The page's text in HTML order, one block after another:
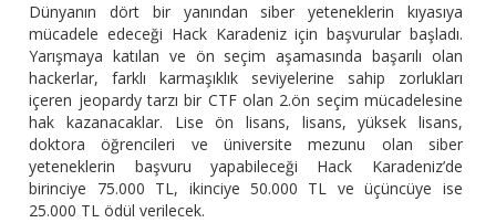
Dünyanın dört bir yanından siber yeteneklerin kıyasıya
mücadele edeceği Hack Karadeniz için başvurular başladı.
Yarışmaya katılan ve ön seçim aşamasında başarılı olan
hackerlar, farklı karmaşıklık seviyelerine sahip zorlukları
içeren jeopardy tarzı bir CTF olan 2.ön seçim mücadelesine
hak kazanacaklar. Lise ön lisans, lisans, yüksek lisans,
doktora öğrencileri ve üniversite mezunu olan siber
yeteneklerin başvuru yapabileceği Hack Karadeniz’de
birinciye 75.000 TL, ikinciye 50.000 TL ve üçüncüye ise
25.000 TL ödül verilecek.